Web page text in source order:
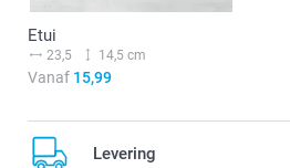
Etui
23,5 14,5 cm
Vanaf 15,99
Levering